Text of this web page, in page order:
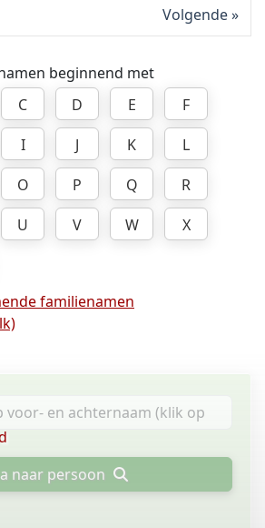
Volgende
beginnend met
C D E
F
I J K
L
O P Q
R
U V W
X
familienamen
naar persoon